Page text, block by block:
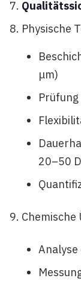
Physische
μm)
20–50